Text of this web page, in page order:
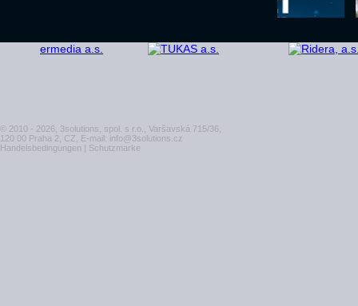
© 2010 - 2026, 3solutions, spol. s r.o., Varšavská 715/36,
120 00 Praha 2, CZ, E-mail: info@3solutions.cz
Handelsbedingungen | Schutzmarke